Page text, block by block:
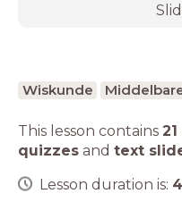
Wiskunde
This lesson contains
quizzes and text
Lesson duration is: